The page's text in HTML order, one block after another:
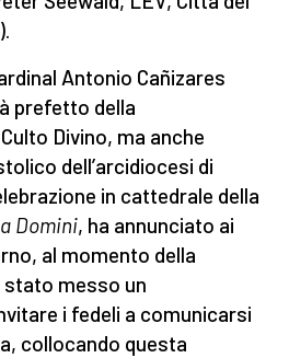
Antonio Cañizares
prefetto della
Divino, ma anche
dell’arcidiocesi di
in cattedrale della
Domini, ha annunciato ai
al momento della
stato messo un
i fedeli a comunicarsi
collocando questa